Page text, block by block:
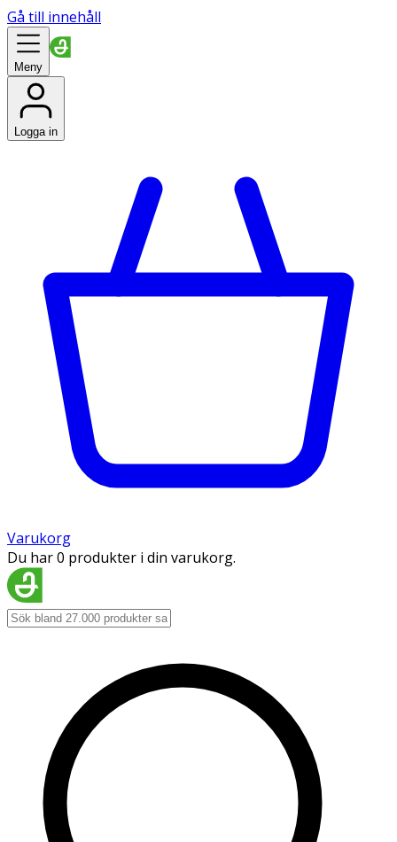
Gå till innehåll
Meny
Logga in
Varukorg
Du har 0 produkter i din varukorg.